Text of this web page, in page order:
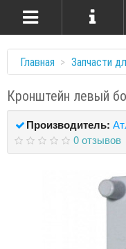
Главная Запчасти
Кронштейн левый
Производитель:
0 отзывов